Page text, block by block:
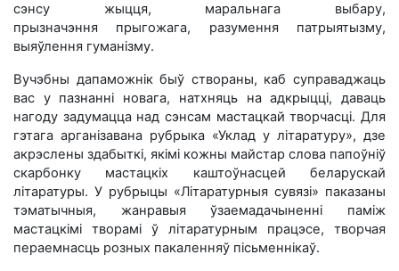
сэнсу жыцця, маральнага выбару,
прызначэння прыгожага, разумення патрыятызму,
выяўлення гуманізму.
Вучэбны дапаможнік быў створаны, каб суправаджаць
вас у пазнанні новага, натхняць на адкрыцці, даваць
нагоду задумацца над сэнсам мастацкай творчасці. Для
гэтага арганізавана рубрыка «Уклад у літаратуру», дзе
акрэслены здабыткі, якімі кожны майстар слова папоўніў
скарбонку мастацкіх каштоўнасцей беларускай
літаратуры. У рубрыцы «Літаратурныя сувязі» паказаны
тэматычныя, жанравыя ўзаемадачыненні паміж
мастацкімі творамі ў літаратурным працэсе, творчая
пераемнасць розных пакаленняў пісьменнікаў.